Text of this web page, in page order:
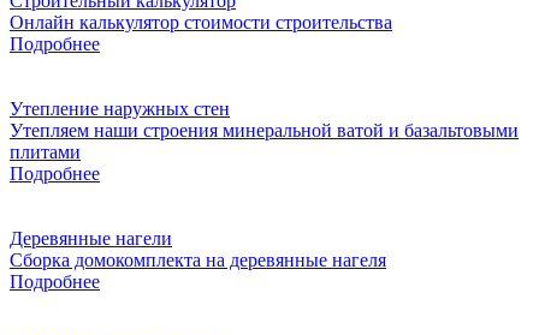
Онлайн калькулятор стоимости строительства
Подробнее
Утепление наружных стен
Утепляем наши строения минеральной ватой и базальтовыми
плитами
Подробнее
Деревянные нагели
Сборка домокомплекта на деревянные нагеля
Подробнее